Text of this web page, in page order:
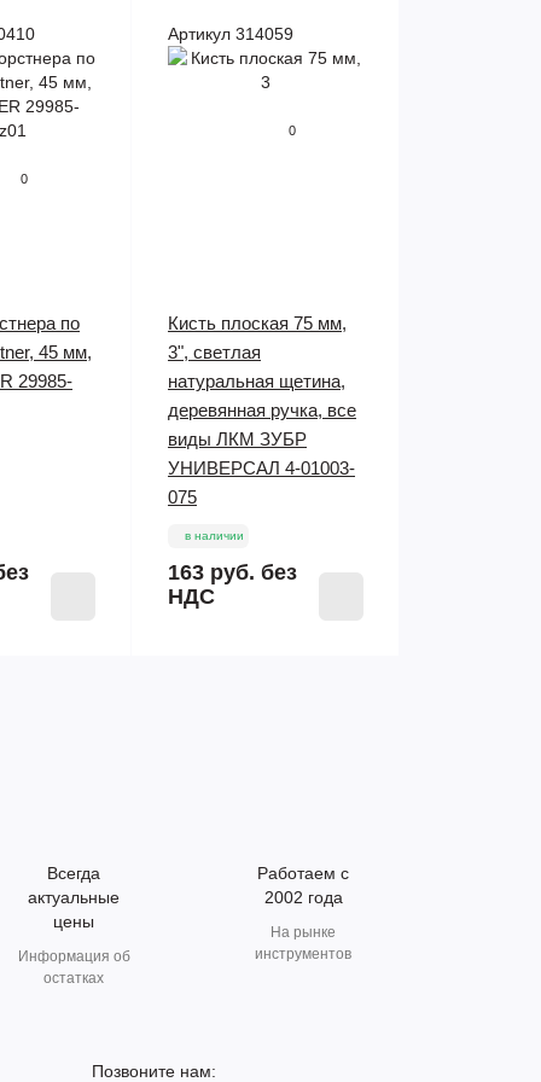
0
по
45 мм,
29985-
Артикул 314059
0
Кисть плоская 75 мм,
3", светлая
натуральная щетина,
деревянная ручка, все
виды ЛКМ ЗУБР
УНИВЕРСАЛ 4-01003-
075
в наличии
163 руб. без
НДС
Всегда
актуальные
цены
Информация об
остатках
Работаем с
2002 года
На рынке
инструментов
Позвоните нам: